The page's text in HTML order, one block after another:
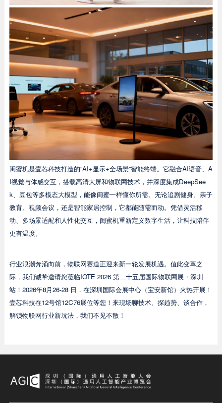
闺蜜机是壹芯科技打造的“AI+显示+全场景”智能终端。它融合AI语音、A
I视觉与体感交互，搭载高清大屏和物联网技术，并深度集成DeepSee
k、豆包等多模态大模型，能像闺蜜一样懂你所需。无论追剧健身、亲子
教育、视频会议，还是智能家居控制，它都能随需而动。凭借灵活移
动、多场景适配和人性化交互，闺蜜机重新定义数字生活，让科技陪伴
更有温度。
行业浪潮奔涌向前，物联网赛道正迎来新一轮发展机遇。值此变革之
际，我们诚挚邀请您莅临IOTE 2026 第二十五届国际物联网展・深圳
站！2026年8月26-28 日，在深圳国际会展中心（宝安新馆）火热开展！
壹芯科技在12号馆12C76展位等您！来现场聊技术、探趋势、谈合作，
解锁物联网行业新玩法，我们不见不散！